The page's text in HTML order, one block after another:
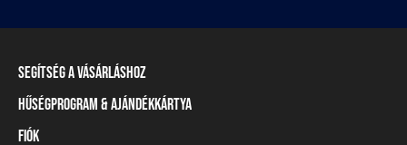
Segítség a vásárláshoz
Szállítási információ
Fizetési módok
Hűségprogram & Ajándékkártya
Törzsvásárlói program
Fiók